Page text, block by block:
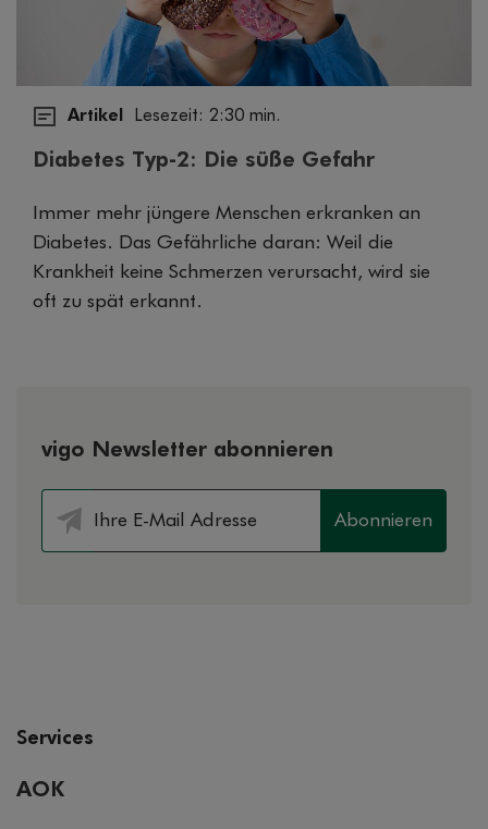
Artikel Lesezeit: 2:30 min.
Diabetes Typ-2: Die süße Gefahr
Immer mehr jüngere Menschen erkranken an
Diabetes. Das Gefährliche daran: Weil die
Krankheit keine Schmerzen verursacht, wird sie
oft zu spät erkannt.
vigo Newsletter abonnieren
Abonnieren
Services
AOK